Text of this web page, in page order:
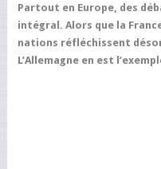
Partout en Europe, des
intégral. Alors que la
nations réfléchissent
L’Allemagne en est